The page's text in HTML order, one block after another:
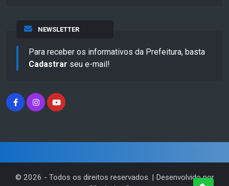
NEWSLETTER
Para receber os informativos da Prefeitura, basta
Cadastrar seu e-mail!
© 2026 - Todos os direitos reservados. | Desenvolvido por